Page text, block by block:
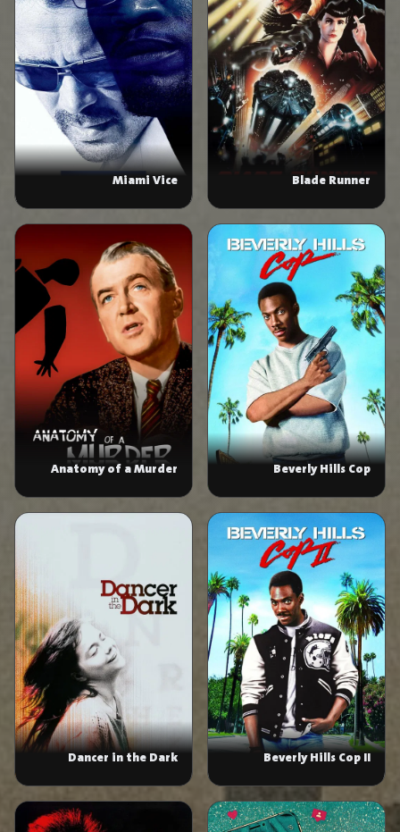
Blade Runner
Miami Vice
Beverly Hills Cop
Anatomy of a Murder
Beverly Hills Cop II
Dancer in the Dark